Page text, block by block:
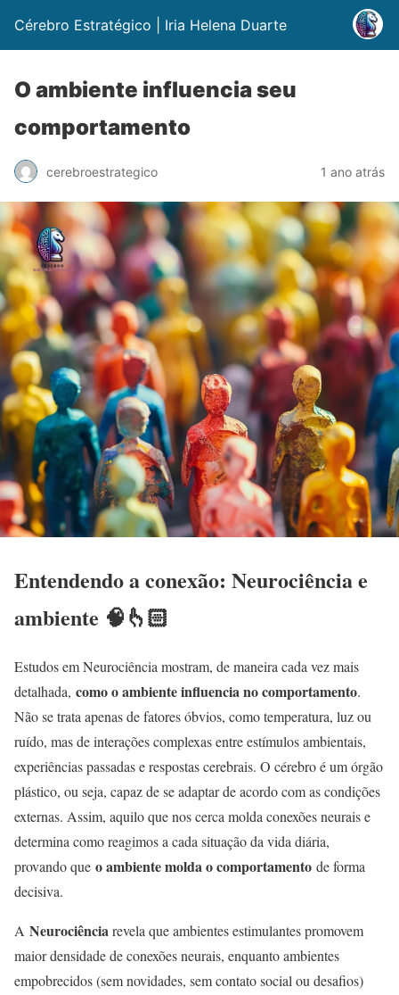
Cérebro Estratégico | Iria Helena Duarte
O ambiente influencia seu
comportamento
cerebroestrategico 1 ano atrás
Entendendo a conexão: Neurociência e
ambiente 🧠👆🏻
Estudos em Neurociência mostram, de maneira cada vez mais
detalhada, como o ambiente influencia no comportamento.
Não se trata apenas de fatores óbvios, como temperatura, luz ou
ruído, mas de interações complexas entre estímulos ambientais,
experiências passadas e respostas cerebrais. O cérebro é um órgão
plástico, ou seja, capaz de se adaptar de acordo com as condições
externas. Assim, aquilo que nos cerca molda conexões neurais e
determina como reagimos a cada situação da vida diária,
provando que o ambiente molda o comportamento de forma
decisiva.
A Neurociênciarevela que ambientes estimulantes promovem
maior densidade de conexões neurais, enquanto ambientes
empobrecidos (sem novidades, sem contato social ou desafios)